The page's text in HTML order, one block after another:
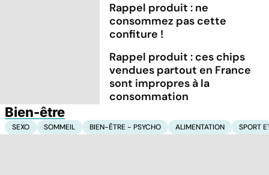
Rappel produit : ne
consommez pas cette
confiture !
Rappel produit : ces chips
vendues partout en France
sont impropres à la
consommation
Bien-être
SEXO SOMMEIL BIEN-ÊTRE - PSYCHO ALIMENTATION SPORT